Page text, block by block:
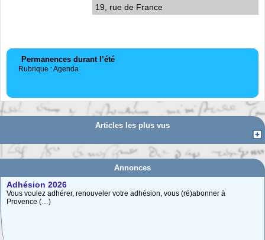
19, rue de France
Permanences durant l’été
Rubrique : Agenda
Articles les plus vus
Annonces
Adhésion 2026
Vous voulez adhérer, renouveler votre adhésion, vous (ré)abonner à
Provence (…)